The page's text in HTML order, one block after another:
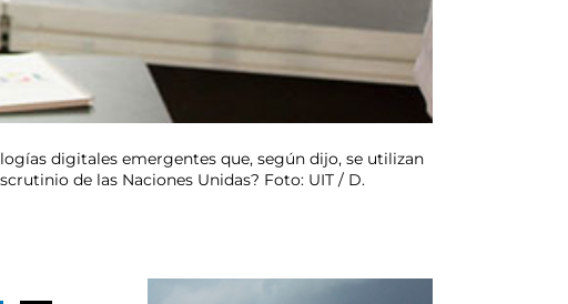
digitales emergentes que, según dijo, se utilizan
de las Naciones Unidas? Foto: UIT / D.